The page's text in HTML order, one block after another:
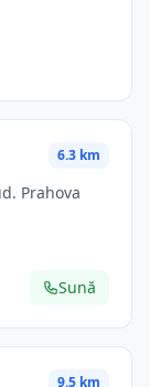
6.3 km
Prahova
Sună
9.5 km